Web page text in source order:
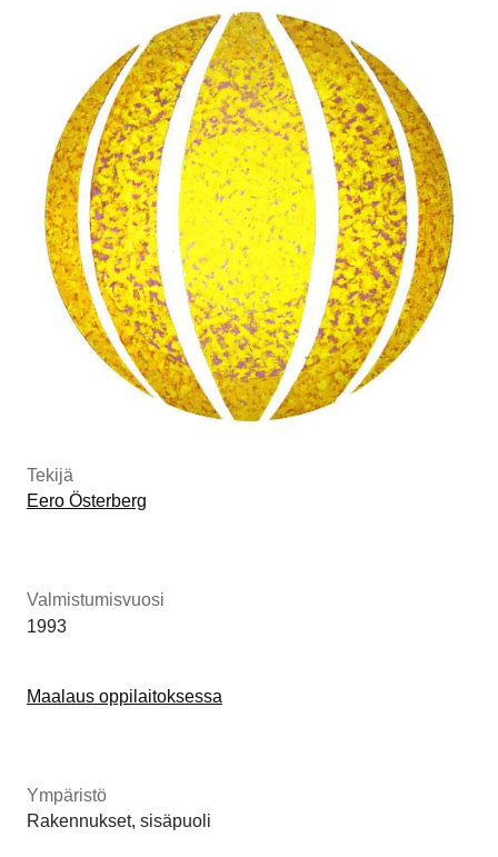
Tekijä
Eero Österberg
Valmistumisvuosi
1993
Maalaus oppilaitoksessa
Ympäristö
Rakennukset, sisäpuoli